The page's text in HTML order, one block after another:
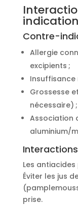
Contre-
Allergie
excipients ;
Insuffisance
Grossesse
nécessaire) ;
Association
aluminium/
Les
Éviter les jus
prise.